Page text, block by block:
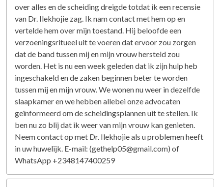
over alles en de scheiding dreigde totdat ik een recensie
van Dr. Ilekhojie zag. Ik nam contact met hem op en
vertelde hem over mijn toestand. Hij beloofde een
verzoeningsritueel uit te voeren dat ervoor zou zorgen
dat de band tussen mij en mijn vrouw hersteld zou
worden. Het is nu een week geleden dat ik zijn hulp heb
ingeschakeld en de zaken beginnen beter te worden
tussen mij en mijn vrouw. We wonen nu weer in dezelfde
slaapkamer en we hebben allebei onze advocaten
geïnformeerd om de scheidingsplannen uit te stellen. Ik
ben nu zo blij dat ik weer van mijn vrouw kan genieten.
Neem contact op met Dr. Ilekhojie als u problemen heeft
in uw huwelijk. E-mail: (gethelp05@gmail.com) of
WhatsApp +2348147400259